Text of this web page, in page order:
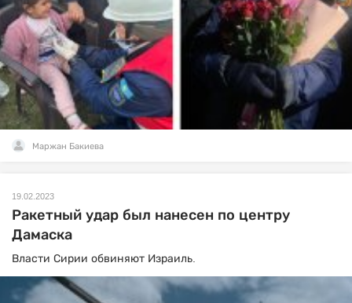
Маржан Бакиева
19.02.2023
Ракетный удар был нанесен по центру
Дамаска
Власти Сирии обвиняют Израиль.